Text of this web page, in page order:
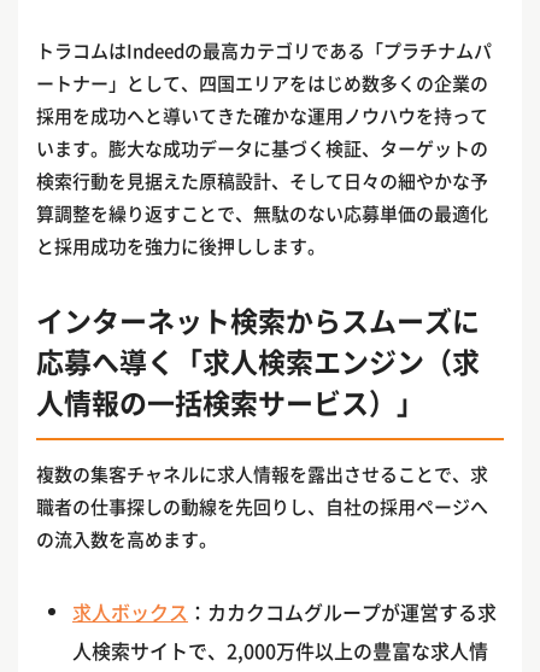
トラコムはIndeedの最高カテゴリである「プラチナムパ
ートナー」として、四国エリアをはじめ数多くの企業の
採用を成功へと導いてきた確かな運用ノウハウを持って
います。膨大な成功データに基づく検証、ターゲットの
検索行動を見据えた原稿設計、そして日々の細やかな予
算調整を繰り返すことで、無駄のない応募単価の最適化
と採用成功を強力に後押しします。
インターネット検索からスムーズに
応募へ導く「求人検索エンジン（求
人情報の一括検索サービス）」
複数の集客チャネルに求人情報を露出させることで、求
職者の仕事探しの動線を先回りし、自社の採用ページへ
の流入数を高めます。
求人ボックス ：カカクコムグループが運営する求
人検索サイトで、2,000万件以上の豊富な求人情